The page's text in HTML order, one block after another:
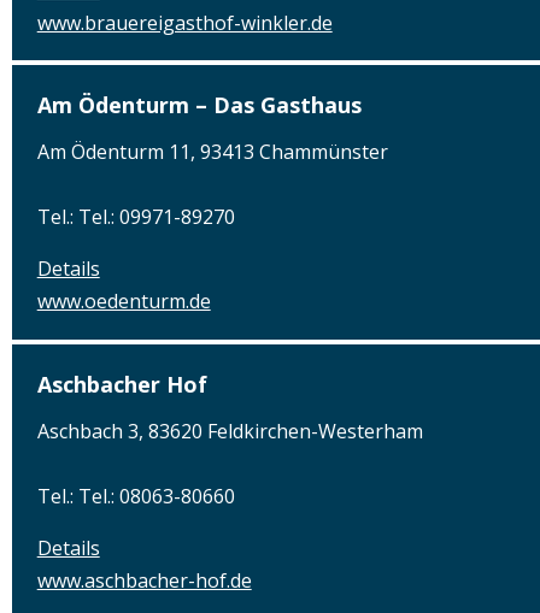
www.brauereigasthof-winkler.de
Am Ödenturm – Das Gasthaus
Am Ödenturm 11, 93413 Chammünster
Tel.: Tel.: 09971-89270
Details
www.oedenturm.de
Aschbacher Hof
Aschbach 3, 83620 Feldkirchen-Westerham
Tel.: Tel.: 08063-80660
Details
www.aschbacher-hof.de